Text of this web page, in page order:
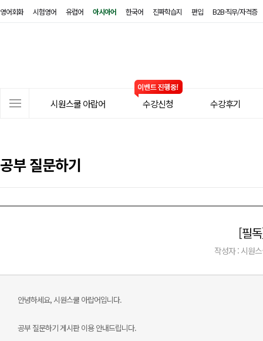
영어회화 시험영어 유럽어 아시아어 한국어 진짜학습지 편입 B2B·직무/자격증
시원스쿨 아랍어 수강신청 수강후기
공부 질문하기
[필
작성자 : 시원
안녕하세요, 시원스쿨 아랍어입니다.
공부 질문하기 게시판 이용 안내드립니다.